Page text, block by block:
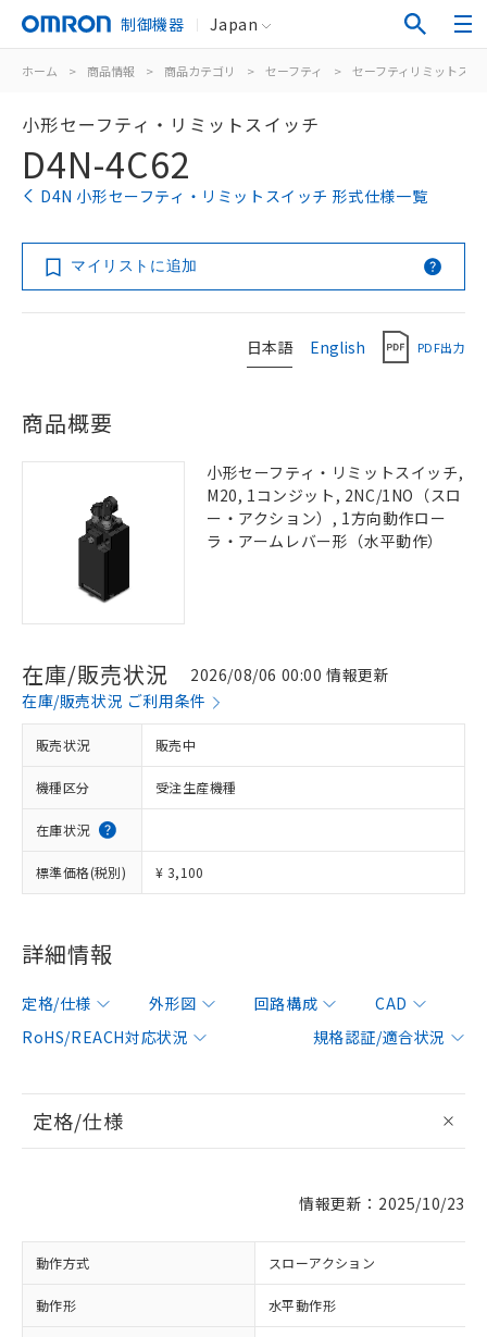
制御機器 Japan
ホーム > 商品情報 > 商品カテゴリ > セーフティ > セーフティリミットスイ
小形セーフティ・リミットスイッチ
D4N-4C62
D4N 小形セーフティ・リミットスイッチ 形式仕様一覧
マイリストに追加
日本語 English PDF出力
商品概要
小形セーフティ・リミットスイッチ,
M20, 1コンジット, 2NC/1NO（スロ
ー・アクション）, 1方向動作ロー
ラ・アームレバー形（水平動作）
在庫/販売状況
2026/08/06 00:00 情報更新
在庫/販売状況 ご利用条件
販売状況 販売中
機種区分 受注生産機種
在庫状況
標準価格(税別) ¥ 3,100
詳細情報
定格/仕様 外形図 回路構成
CAD
RoHS/REACH対応状況
規格認証/適合状況
定格/仕様
情報更新：2025/10/23
動作方式 スローアクション
動作形 水平動作形